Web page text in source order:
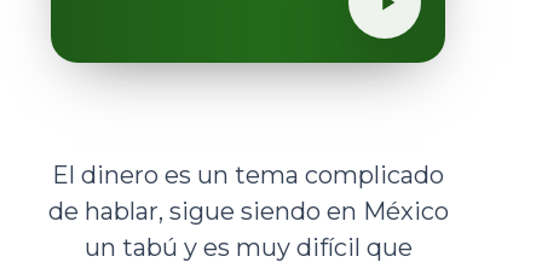
El dinero es un tema complicado
de hablar, sigue siendo en México
un tabú y es muy difícil que